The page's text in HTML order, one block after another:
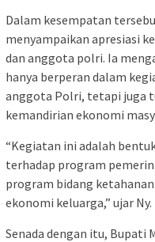
Dalam kesempatan
menyampaikan apresiasi
dan anggota polri. Ia
hanya berperan dalam
anggota Polri, tetapi juga
kemandirian ekonomi
“Kegiatan ini adalah
terhadap program
program bidang
ekonomi keluarga,” ujar
Senada dengan itu, Bupati